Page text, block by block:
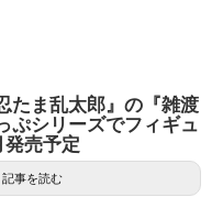
たま乱太郎』の『雑渡
ぷシリーズでフィギュ
発売予定
記事を読む